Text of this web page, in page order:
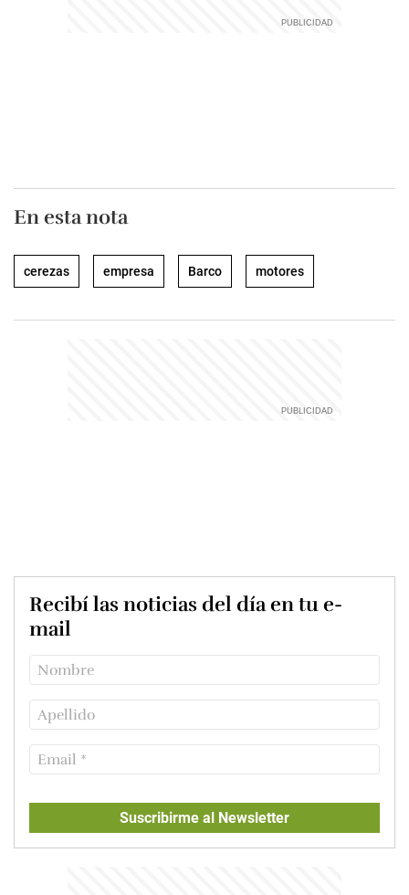
En esta nota
cerezas empresa Barco motores
Recibí las noticias del día en tu e-
mail
Suscribirme al Newsletter